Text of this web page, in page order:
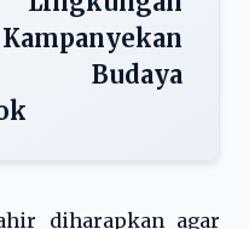
Budaya
diharapkan agar